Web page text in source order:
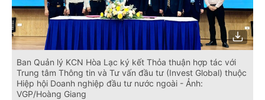
Ban Quản lý KCN Hòa Lạc ký kết Thỏa thuận hợp tác với
Trung tâm Thông tin và Tư vấn đầu tư (Invest Global) thuộc
Hiệp hội Doanh nghiệp đầu tư nước ngoài - Ảnh:
VGP/Hoàng Giang